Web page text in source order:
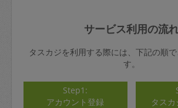
サービス利用の流
タスカジを利用する際には、下記の順
す。
Step1:
アカウント登録
タス